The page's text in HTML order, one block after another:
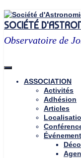
Skip
to
content
SOCIÉTÉ
Observatoire de
ASSOCIATION
Activités
Adhésion
Articles